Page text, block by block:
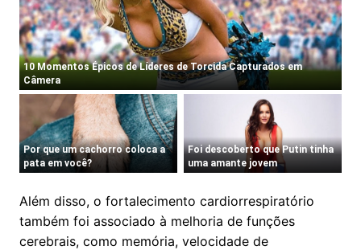
Além disso, o fortalecimento cardiorrespiratório
também foi associado à melhoria de funções
cerebrais, como memória, velocidade de